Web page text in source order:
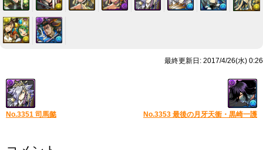
最終更新日: 2017/4/26(水) 0:26
No.3351 司馬懿 No.3353 最後の月牙天衝・黒崎一護